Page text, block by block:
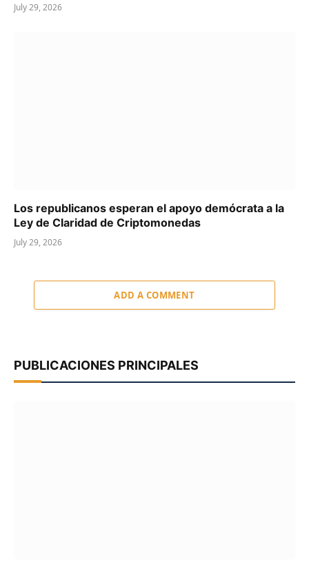
July 29, 2026
Los republicanos esperan el apoyo demócrata a la
Ley de Claridad de Criptomonedas
July 29, 2026
ADD A COMMENT
PUBLICACIONES PRINCIPALES